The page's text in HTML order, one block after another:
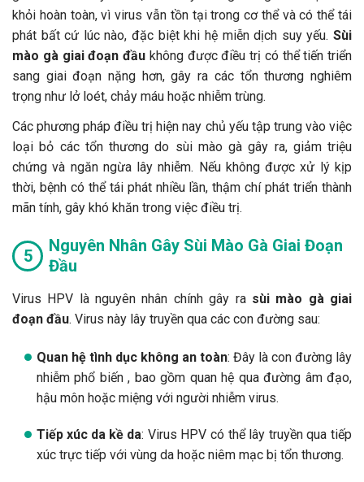
khỏi hoàn toàn, vì virus vẫn tồn tại trong cơ thể và có thể tái
phát bất cứ lúc nào, đặc biệt khi hệ miễn dịch suy yếu. Sùi
mào gà giai đoạn đầu không được điều trị có thể tiến triển
sang giai đoạn nặng hơn, gây ra các tổn thương nghiêm
trọng như lở loét, chảy máu hoặc nhiễm trùng.
Các phương pháp điều trị hiện nay chủ yếu tập trung vào việc
loại bỏ các tổn thương do sùi mào gà gây ra, giảm triệu
chứng và ngăn ngừa lây nhiễm. Nếu không được xử lý kịp
thời, bệnh có thể tái phát nhiều lần, thậm chí phát triển thành
mãn tính, gây khó khăn trong việc điều trị.
Nguyên Nhân Gây Sùi Mào Gà Giai Đoạn
Đầu
Virus HPV là nguyên nhân chính gây ra sùi mào gà giai
đoạn đầu. Virus này lây truyền qua các con đường sau:
Quan hệ tình dục không an toàn: Đây là con đường lây
nhiễm phổ biến , bao gồm quan hệ qua đường âm đạo,
hậu môn hoặc miệng với người nhiễm virus.
Tiếp xúc da kề da: Virus HPV có thể lây truyền qua tiếp
xúc trực tiếp với vùng da hoặc niêm mạc bị tổn thương.